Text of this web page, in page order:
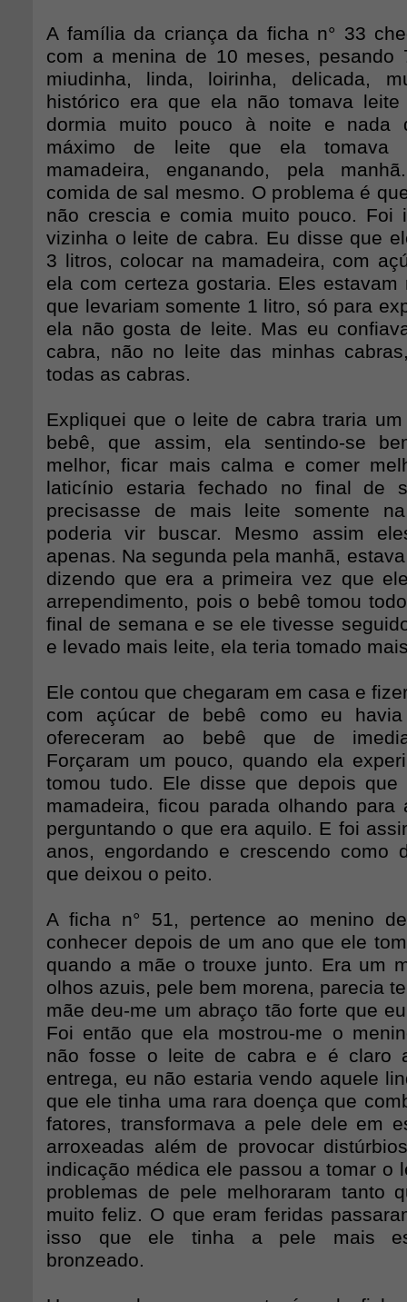
A família da criança da ficha n° 33
com a menina de 10 meses, pesando
miudinha, linda, loirinha, delicada,
histórico era que ela não tomava
dormia muito pouco à noite e nada
máximo de leite que ela tomava
mamadeira, enganando, pela
comida de sal mesmo. O problema é
não crescia e comia muito pouco. Foi
vizinha o leite de cabra. Eu disse que
3 litros, colocar na mamadeira, com
ela com certeza gostaria. Eles estavam
que levariam somente 1 litro, só para
ela não gosta de leite. Mas eu
cabra, não no leite das minhas
todas as cabras.
Expliquei que o leite de cabra traria
bebê, que assim, ela sentindo-se
melhor, ficar mais calma e comer
laticínio estaria fechado no final de
precisasse de mais leite somente
poderia vir buscar. Mesmo assim
apenas. Na segunda pela manhã,
dizendo que era a primeira vez que
arrependimento, pois o bebê tomou
final de semana e se ele tivesse
e levado mais leite, ela teria tomado
Ele contou que chegaram em casa e
com açúcar de bebê como eu havia
ofereceram ao bebê que de
Forçaram um pouco, quando ela
tomou tudo. Ele disse que depois
mamadeira, ficou parada olhando
perguntando o que era aquilo. E foi
anos, engordando e crescendo como
que deixou o peito.
A ficha n° 51, pertence ao menino
conhecer depois de um ano que ele
quando a mãe o trouxe junto. Era um
olhos azuis, pele bem morena, parecia
mãe deu-me um abraço tão forte que
Foi então que ela mostrou-me o
não fosse o leite de cabra e é claro
entrega, eu não estaria vendo aquele
que ele tinha uma rara doença que
fatores, transformava a pele dele em
arroxeadas além de provocar
indicação médica ele passou a tomar o
problemas de pele melhoraram tanto
muito feliz. O que eram feridas
isso que ele tinha a pele mais
bronzeado.